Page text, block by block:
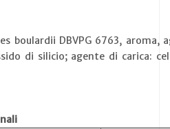
boulardii DBVPG 6763, aroma,
di silicio; agente di carica: